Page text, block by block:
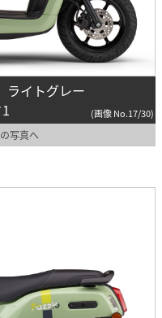
ライトグレー
(画像 No.17/30)
写真へ